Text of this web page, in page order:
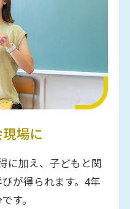
場に
に加え、子どもと関
が得られます。4年
す。